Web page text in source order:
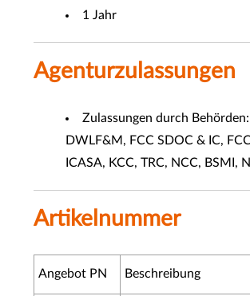
1 Jahr
Agenturzulassungen
Zulassungen durch
DWLF&M, FCC SDOC & IC,
ICASA, KCC, TRC, NCC, BSMI,
Artikelnummer
Angebot PN Beschreibung